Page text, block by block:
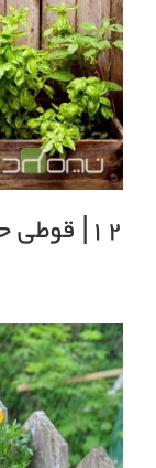
12| قوطی حلبی برای دکور نرده